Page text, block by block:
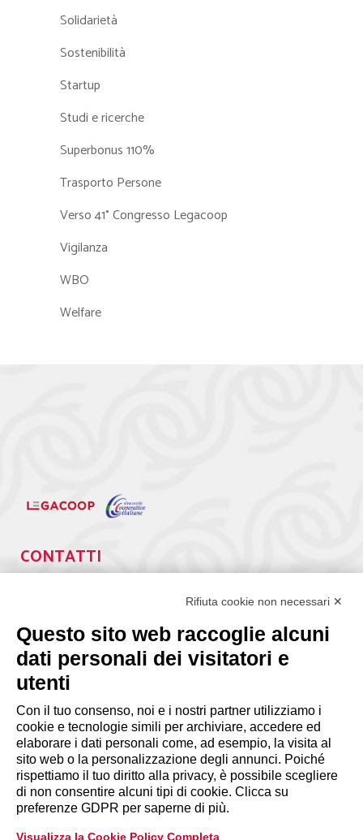
Solidarietà
Sostenibilità
Startup
Studi e ricerche
Superbonus 110%
Trasporto Persone
Verso 41° Congresso Legacoop
Vigilanza
WBO
Welfare
CONTATTI
segreteria@lps.coop
INFORMAZIONI
Disclaimer
Privacy Policy
Rifiuta cookie non necessari ✕
Questo sito web raccoglie alcuni
dati personali dei visitatori e
utenti
Con il tuo consenso, noi e i nostri partner utilizziamo i
cookie e tecnologie simili per archiviare, accedere ed
elaborare i dati personali come, ad esempio, la visita al
sito web o la personalizzazione degli annunci. Poiché
rispettiamo il tuo diritto alla privacy, è possibile scegliere
di non consentire alcuni tipi di cookie. Clicca su
preferenze GDPR per saperne di più.
Visualizza la Cookie Policy Completa